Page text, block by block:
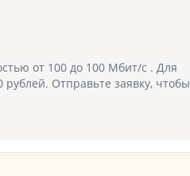
от 100 до 100 Мбит/с . Для
Отправьте заявку, чтобы